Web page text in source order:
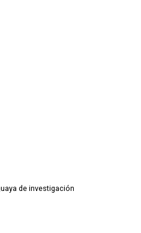
de investigación